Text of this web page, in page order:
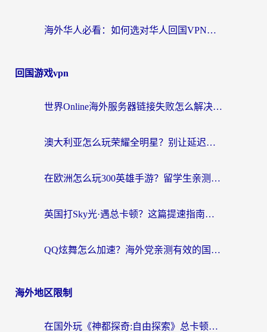
海外华人必看：如何选对华人回国VPN，无缝刷国内剧、玩手游？
回国游戏vpn
世界Online海外服务器链接失败怎么解决？告别卡顿延迟，海外玩国服游戏的正确打开方式
澳大利亚怎么玩荣耀全明星？别让延迟毁了你的连招！海外党专属加速攻略
在欧洲怎么玩300英雄手游？留学生亲测有效的国服游戏加速指南
英国打Sky光·遇总卡顿？这篇提速指南帮你找回治愈感
QQ炫舞怎么加速？海外党亲测有效的国服游戏加速指南（附失落城堡金铲铲之战解决方案）
海外地区限制
在国外玩《神都探奇:自由探索》总卡顿？3个实用技巧解决海外党追剧、社交、游戏难题